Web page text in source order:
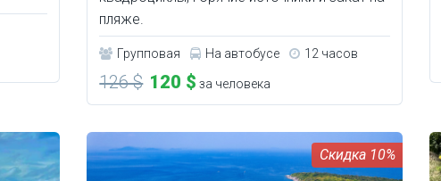
пляже.
Групповая На автобусе 12 часов
126 $ 120 $ за человека
10%